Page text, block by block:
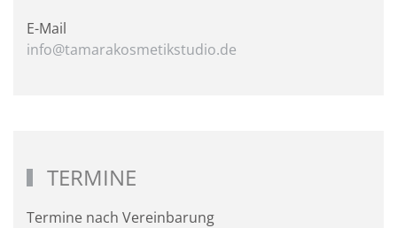
E-Mail
info@tamarakosmetikstudio.de
TERMINE
Termine nach Vereinbarung